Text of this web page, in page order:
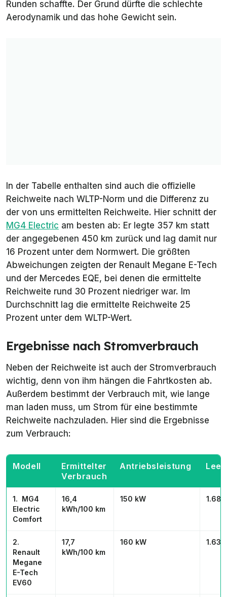
Buzz
Runden schaffte. Der Grund dürfte die schlechte
Aerodynamik und das hohe Gewicht sein.
In der Tabelle enthalten sind auch die offizielle
Reichweite nach WLTP-Norm und die Differenz zu
der von uns ermittelten Reichweite. Hier schnitt der
MG4 Electric am besten ab: Er legte 357 km statt
der angegebenen 450 km zurück und lag damit nur
16 Prozent unter dem Normwert. Die größten
Abweichungen zeigten der Renault Megane E-Tech
und der Mercedes EQE, bei denen die ermittelte
Reichweite rund 30 Prozent niedriger war. Im
Durchschnitt lag die ermittelte Reichweite 25
Prozent unter dem WLTP-Wert.
Ergebnisse nach Stromverbrauch
Neben der Reichweite ist auch der Stromverbrauch
wichtig, denn von ihm hängen die Fahrtkosten ab.
Außerdem bestimmt der Verbrauch mit, wie lange
man laden muss, um Strom für eine bestimmte
Reichweite nachzuladen. Hier sind die Ergebnisse
zum Verbrauch:
Modell
Ermittelter
Verbrauch
Antriebsleistung
1. MG4
Electric
Comfort
16,4
kWh/100 km
150 kW
2.
Renault
Megane
E-Tech
EV60
17,7
kWh/100 km
160 kW